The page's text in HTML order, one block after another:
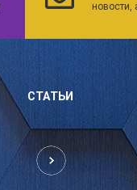
новости,
СТАТЬИ